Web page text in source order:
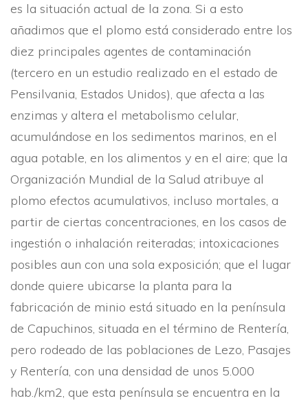
es la situación actual de la zona. Si a esto
añadimos que el plomo está considerado entre los
diez principales agentes de contaminación
(tercero en un estudio realizado en el estado de
Pensilvania, Estados Unidos), que afecta a las
enzimas y altera el metabolismo celular,
acumulándose en los sedimentos marinos, en el
agua potable, en los alimentos y en el aire; que la
Organización Mundial de la Salud atribuye al
plomo efectos acumulativos, incluso mortales, a
partir de ciertas concentraciones, en los casos de
ingestión o inhalación reiteradas; intoxicaciones
posibles aun con una sola exposición; que el lugar
donde quiere ubicarse la planta para la
fabricación de minio está situado en la pení­nsula
de Capuchinos, situada en el término de Renterí­a,
pero rodeado de las poblaciones de Lezo, Pasajes
y Renterí­a, con una densidad de unos 5.000
hab./km2, que esta pení­nsula se encuentra en la